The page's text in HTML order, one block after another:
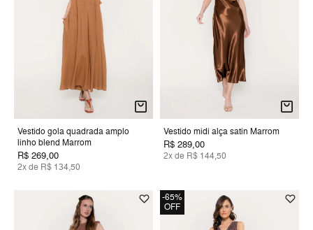
Vestido gola quadrada amplo
linho blend Marrom
R$ 269,00
2x de R$ 134,50
Vestido midi alça satin Marrom
R$ 289,00
2x de R$ 144,50
-65%
OFF